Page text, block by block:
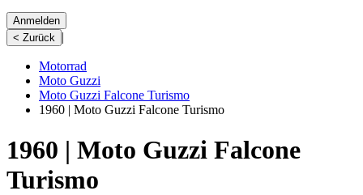
Anmelden
< Zurück |
Motorrad
Moto Guzzi
Moto Guzzi Falcone Turismo
1960 | Moto Guzzi Falcone Turismo
1960 | Moto Guzzi Falcone
Turismo